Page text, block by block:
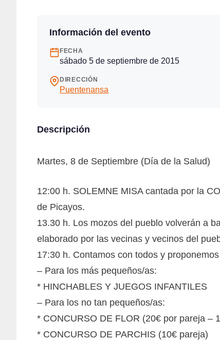
Información del evento
FECHA
sábado 5 de septiembre de 2015
DIRECCIÓN
Puentenansa
Descripción
Martes, 8 de Septiembre (Día de la Salud)
12:00 h. SOLEMNE MISA cantada por la
de Picayos.
13.30 h. Los mozos del pueblo volverán a
elaborado por las vecinas y vecinos del
17:30 h. Contamos con todos y
– Para los más pequeños/as:
* HINCHABLES Y JUEGOS INFANTILES
– Para los no tan pequeños/as:
* CONCURSO DE FLOR (20€ por pareja –
* CONCURSO DE PARCHIS (10€ pareja)